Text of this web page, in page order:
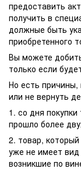
предоставить
получить в
должные быть
приобретенного
Вы можете
только если
Но есть
или не вернуть
1. со дня
прошло более
2. товар,
уже не имеет вид
возникшие по